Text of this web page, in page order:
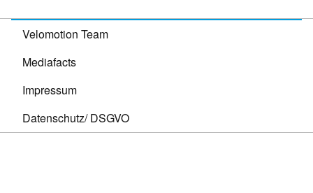
Velomotion Team
Mediafacts
Impressum
Datenschutz/ DSGVO